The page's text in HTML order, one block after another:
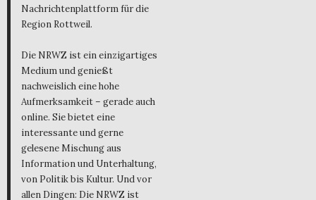
Nachrichtenplattform für die
Region Rottweil.
Die NRWZ ist ein einzigartiges
Medium und genießt
nachweislich eine hohe
Aufmerksamkeit – gerade auch
online. Sie bietet eine
interessante und gerne
gelesene Mischung aus
Information und Unterhaltung,
von Politik bis Kultur. Und vor
allen Dingen: Die NRWZ ist